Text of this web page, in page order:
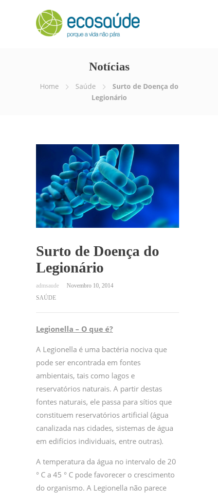
Notícias
Home Saúde
Surto de Doença do
Legionário
Surto de Doença do
Legionário
Novembro 10, 2014
SAÚDE
Legionella – O que é?
A Legionella é uma bactéria nociva que
pode ser encontrada em fontes
ambientais, tais como lagos e
reservatórios naturais. A partir destas
fontes naturais, ele passa para sítios que
constituem reservatórios artificial (água
canalizada nas cidades, sistemas de água
em edifícios individuais, entre outras).
A temperatura da água no intervalo de 20
° C a 45 ° C pode favorecer o crescimento
do organismo. A Legionella não parece